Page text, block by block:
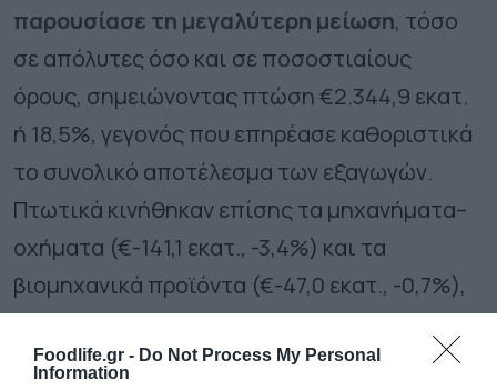
Foodlife.gr - Do Not Process My Personal
Information
παρουσίασε τη μεγαλύτερη μείωση, τόσο
σε απόλυτες όσο και σε ποσοστιαίους
όρους, σημειώνοντας πτώση €2.344,9 εκατ.
ή 18,5%, γεγονός που επηρέασε καθοριστικά
το συνολικό αποτέλεσμα των εξαγωγών.
Πτωτικά κινήθηκαν επίσης τα μηχανήματα–
οχήματα (€-141,1 εκατ., -3,4%) και τα
βιομηχανικά προϊόντα (€-47,0 εκατ., -0,7%),
ενώ μείωση κατέγραψαν και οι πρώτες ύλες
(€-40,4 εκατ., -2,8%).